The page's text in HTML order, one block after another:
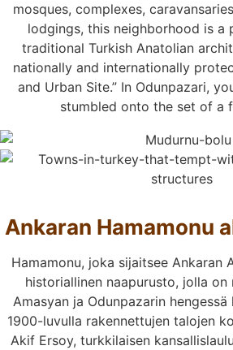
mosques, complexes,
lodgings, this neighborhood is a
traditional Turkish Anatolian
nationally and internationally
and Urban Site.” In Odunpazari,
stumbled onto the set of a
Ankaran Hamamonu
Hamamonu, joka sijaitsee Ankaran
historiallinen naapurusto, jolla on
Amasyan ja Odunpazarin
1900-luvulla rakennettujen talojen
Akif Ersoy, turkkilaisen